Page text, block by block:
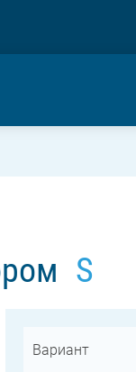
S
Вариант